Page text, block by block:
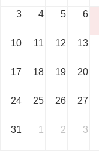
3 4 5 6
10 11 12 13
17 18 19 20
24 25 26 27
31 1 2 3